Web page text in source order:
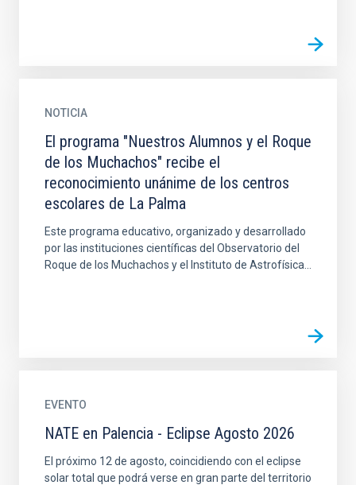
NOTICIA
El programa "Nuestros Alumnos y el Roque
de los Muchachos" recibe el
reconocimiento unánime de los centros
escolares de La Palma
Este programa educativo, organizado y desarrollado
por las instituciones científicas del Observatorio del
Roque de los Muchachos y el Instituto de Astrofísica...
EVENTO
NATE en Palencia - Eclipse Agosto 2026
El próximo 12 de agosto, coincidiendo con el eclipse
solar total que podrá verse en gran parte del territorio